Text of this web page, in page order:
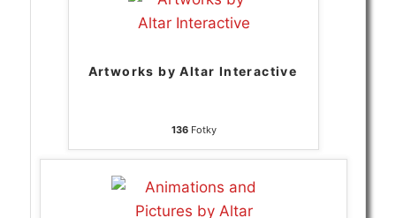
Artworks by Altar Interactive
136Fotky